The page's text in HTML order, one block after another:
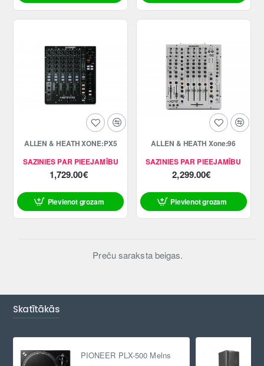
SAZINIES PAR PIEEJAMĪBU
ALLEN & HEATH XONE:PX5
1,729.00€
Pievienot grozam
SAZINIES PAR PIEEJAMĪBU
ALLEN & HEATH Xone:96
2,299.00€
Pievienot grozam
Preču saraksta beigas.
Skatītākās
PIONEER PLX-500 Melns